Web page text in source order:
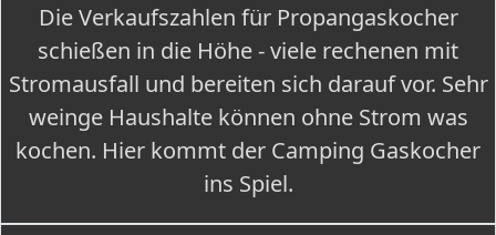
Die Verkaufszahlen für Propangaskocher
schießen in die Höhe - viele rechenen mit
Stromausfall und bereiten sich darauf vor. Sehr
weinge Haushalte können ohne Strom was
kochen. Hier kommt der Camping Gaskocher
ins Spiel.